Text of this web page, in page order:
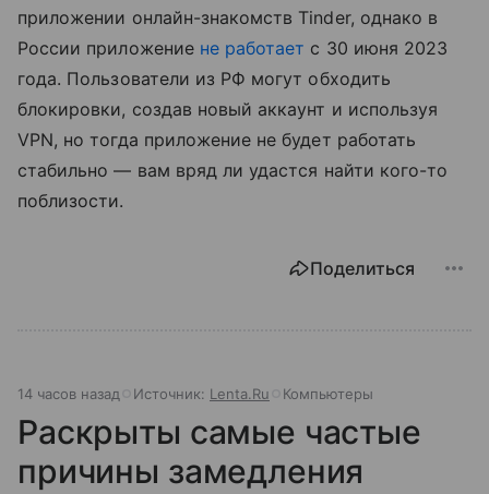
приложении онлайн-знакомств Tinder, однако в
России приложение не работает с 30 июня 2023
года. Пользователи из РФ могут обходить
блокировки, создав новый аккаунт и используя
VPN, но тогда приложение не будет работать
стабильно — вам вряд ли удастся найти кого-то
поблизости.
Поделиться
14 часов назад Источник: Lenta.Ru Компьютеры
Раскрыты самые частые
причины замедления